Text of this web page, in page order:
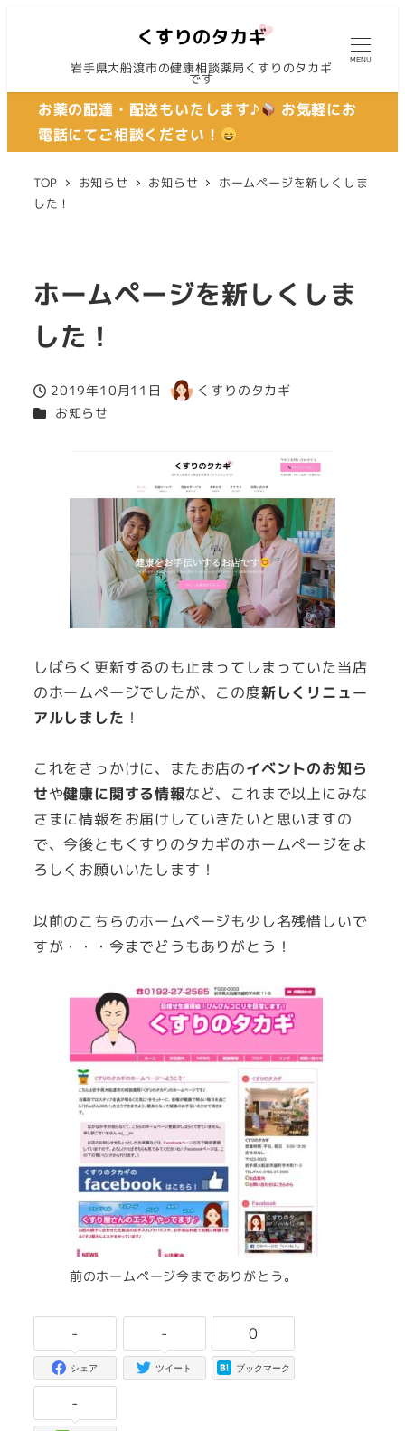
岩手県大船渡市の健康相談薬局くすりのタカギ
です
MENU
お薬の配達・配送もいたします♪
お気軽にお
電話にてご相談ください！
TOP お知らせ お知らせ
ホームページを新しくしま
した！
ホームページを新しくしま
した！
投稿日
2019年10月11日
著
くすりのタカギ
カテゴリー
お知らせ
しばらく更新するのも止まってしまっていた当店
のホームページでしたが、この度新しくリニュー
アルしました ！
これをきっかけに、またお店のイベントのお知ら
せや健康に関する情報など、これまで以上にみな
さまに情報をお届けしていきたいと思いますの
で、今後ともくすりのタカギのホームページをよ
ろしくお願いいたします！
以前のこちらのホームページも少し名残惜しいで
すが・・・今までどうもありがとう！
前のホームページ今までありがとう。
-
シェア
-
ツイート
0
ブックマーク
-